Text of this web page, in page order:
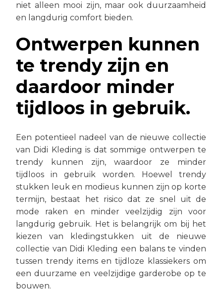
niet alleen mooi zijn, maar ook duurzaamheid
en langdurig comfort bieden.
Ontwerpen kunnen
te trendy zijn en
daardoor minder
tijdloos in gebruik.
Een potentieel nadeel van de nieuwe collectie
van Didi Kleding is dat sommige ontwerpen te
trendy kunnen zijn, waardoor ze minder
tijdloos in gebruik worden. Hoewel trendy
stukken leuk en modieus kunnen zijn op korte
termijn, bestaat het risico dat ze snel uit de
mode raken en minder veelzijdig zijn voor
langdurig gebruik. Het is belangrijk om bij het
kiezen van kledingstukken uit de nieuwe
collectie van Didi Kleding een balans te vinden
tussen trendy items en tijdloze klassiekers om
een duurzame en veelzijdige garderobe op te
bouwen.